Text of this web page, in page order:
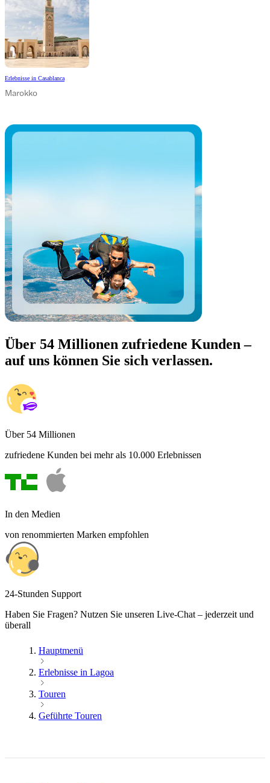
Erlebnisse in Casablanca
Marokko
Über 54 Millionen zufriedene Kunden –
auf uns können Sie sich verlassen.
Über 54 Millionen
zufriedene Kunden bei mehr als 10.000 Erlebnissen
In den Medien
von renommierten Marken empfohlen
24-Stunden Support
Haben Sie Fragen? Nutzen Sie unseren Live-Chat – jederzeit und
überall
Hauptmenü
Erlebnisse in Lagoa
Touren
Geführte Touren